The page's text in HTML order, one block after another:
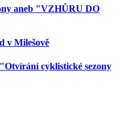
aneb "VZHŮRU DO
v Milešově
cyklistické sezony